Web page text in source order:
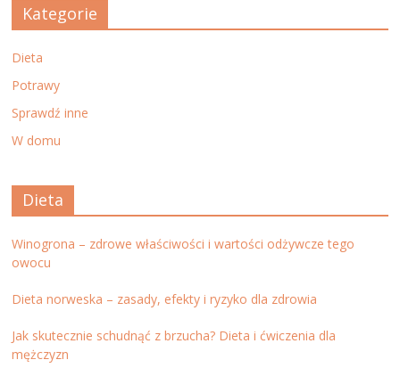
Kategorie
Dieta
Potrawy
Sprawdź inne
W domu
Dieta
Winogrona – zdrowe właściwości i wartości odżywcze tego
owocu
Dieta norweska – zasady, efekty i ryzyko dla zdrowia
Jak skutecznie schudnąć z brzucha? Dieta i ćwiczenia dla
mężczyzn